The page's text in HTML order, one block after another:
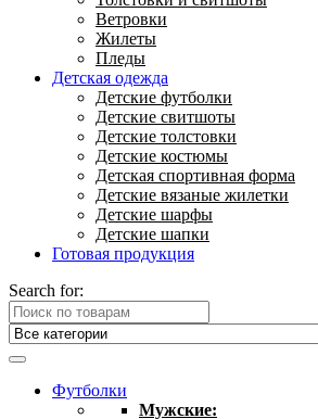
Ветровки
Жилеты
Пледы
Детская одежда
Детские футболки
Детские свитшоты
Детские толстовки
Детские костюмы
Детская спортивная форма
Детские вязаные жилетки
Детские шарфы
Детские шапки
Готовая продукция
Search for:
Футболки
Мужские: